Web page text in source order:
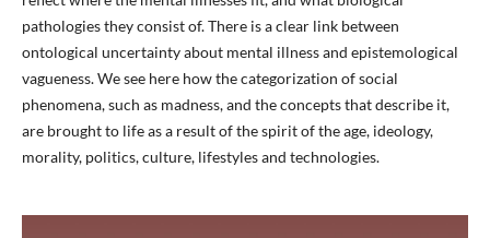
pathologies they consist of. There is a clear link between
ontological uncertainty about mental illness and epistemological
vagueness. We see here how the categorization of social
phenomena, such as madness, and the concepts that describe it,
are brought to life as a result of the spirit of the age, ideology,
morality, politics, culture, lifestyles and technologies.